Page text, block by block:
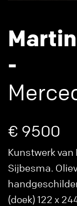
-
€ 9500
Kunstwerk
Sijbesma.
(doek) 122 x